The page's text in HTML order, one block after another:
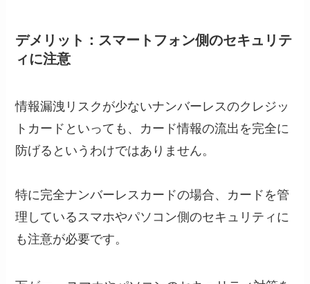
デメリット：スマートフォン側のセキュリテ
ィに注意
情報漏洩リスクが少ないナンバーレスのクレジッ
トカードといっても、カード情報の流出を完全に
防げるというわけではありません。
特に完全ナンバーレスカードの場合、カードを管
理しているスマホやパソコン側のセキュリティに
も注意が必要です。